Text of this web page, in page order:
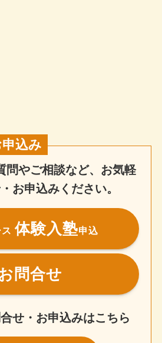
込み
問やご相談など、お気軽
お申込みください。
ス体験入塾申込
問合せ
せ・お申込みはこちら